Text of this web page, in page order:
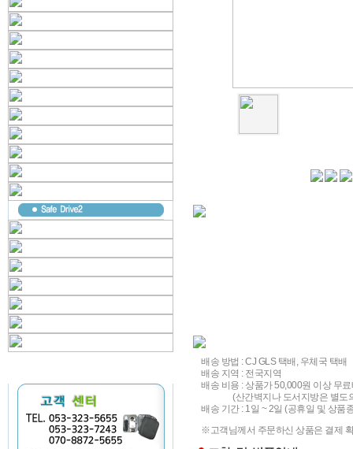
배송 방법 : CJ GLS 택배, 우체국 택배
배송 지역 : 전국지역
배송 비용 : 상품가 50,000원 이상 무
(산간벽지나 도서지방은 별도의
배송 기간 : 1일 ~ 2일 (공휴일 및 상품
※고객님께서 주문하신 상품은 결제